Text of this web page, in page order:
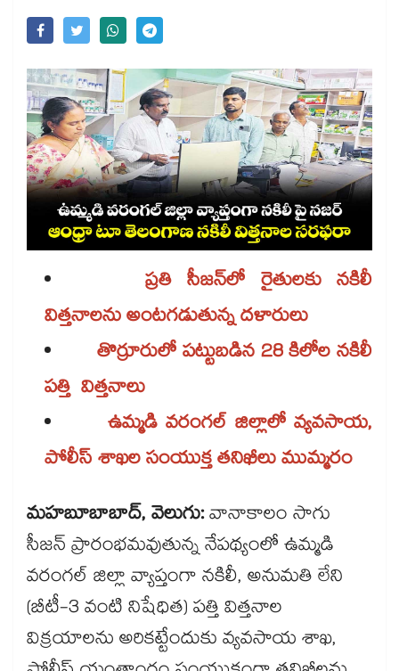
ప్రతి సీజన్​లో రైతులకు నకిలీ
విత్తనాలను అంటగడుతున్న దళారులు
తొర్రూరులో పట్టుబడిన 28 కిలోల నకిలీ
పత్తి విత్తనాలు
ఉమ్మడి వరంగల్ జిల్లాలో వ్యవసాయ,
పోలీస్ శాఖల సంయుక్త తనిఖీలు ముమ్మరం
మహబూబాబాద్, వెలుగు:వానాకాలం సాగు
సీజన్ ప్రారంభమవుతున్న నేపథ్యంలో ఉమ్మడి
వరంగల్ జిల్లా వ్యాప్తంగా నకిలీ, అనుమతి లేని
(బీటీ-3 వంటి నిషేధిత) పత్తి విత్తనాల
విక్రయాలను అరికట్టేందుకు వ్యవసాయ శాఖ,